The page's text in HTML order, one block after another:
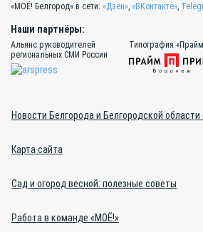
«МОЁ! Белгород» в сети: «Дзен», «ВКонтакте»,
Наши партнёры:
Альянс руководителей
региональных СМИ России
Типография
Новости Белгорода и Белгородской области
Карта сайта
Сад и огород весной: полезные советы
Работа в команде «МОЁ!»